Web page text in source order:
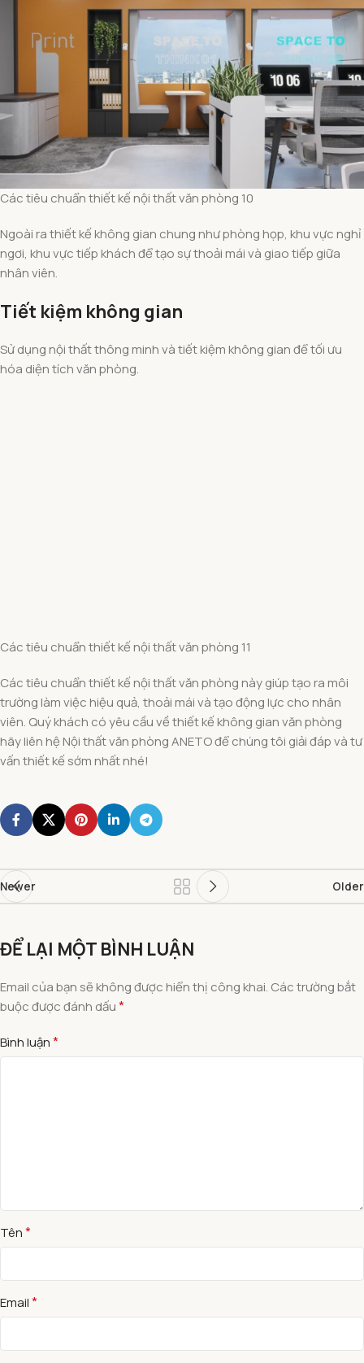
Các tiêu chuẩn thiết kế nội thất văn phòng 10
Ngoài ra thiết kế không gian chung như phòng họp, khu vực nghỉ
ngơi, khu vực tiếp khách để tạo sự thoải mái và giao tiếp giữa
nhân viên.
Tiết kiệm không gian
Sử dụng nội thất thông minh và tiết kiệm không gian để tối ưu
hóa diện tích văn phòng.
Các tiêu chuẩn thiết kế nội thất văn phòng 11
Các tiêu chuẩn thiết kế nội thất văn phòng này giúp tạo ra môi
trường làm việc hiệu quả, thoải mái và tạo động lực cho nhân
viên. Quý khách có yêu cầu về thiết kế không gian văn phòng
hãy liên hệ Nội thất văn phòng ANETO để chúng tôi giải đáp và tư
vấn thiết kế sớm nhất nhé!
Newer Older
ĐỂ LẠI MỘT BÌNH LUẬN
Email của bạn sẽ không được hiển thị công khai. Các trường bắt
buộc được đánh dấu*
Bình luận*
Tên*
Email*